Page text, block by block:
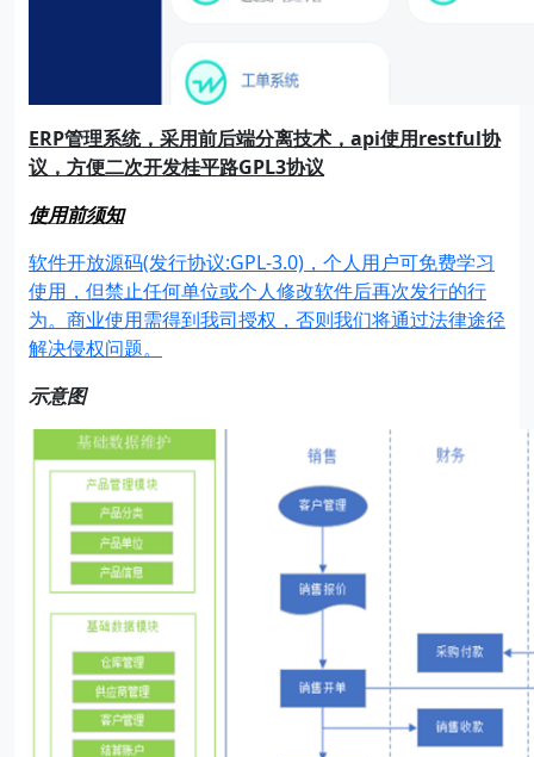
ERP管理系统，采用前后端分离技术，api使用restful协
议，方便二次开发桂平路GPL3协议
使用前须知
软件开放源码(发行协议:GPL-3.0)，个人用户可免费学习
使用，但禁止任何单位或个人修改软件后再次发行的行
为。商业使用需得到我司授权，否则我们将通过法律途径
解决侵权问题。
示意图